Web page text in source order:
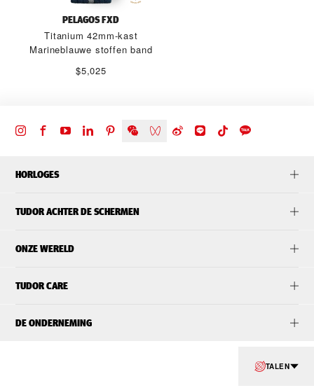
PELAGOS FXD
Titanium 42mm-kast
Marineblauwe stoffen band
$5,025
HORLOGES
TUDOR ACHTER DE SCHERMEN
ONZE WERELD
TUDOR CARE
DE ONDERNEMING
TALEN